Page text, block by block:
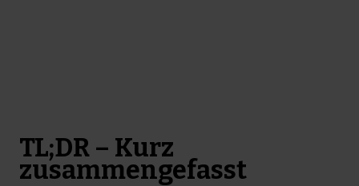
TL;DR – Kurz
zusammengefasst